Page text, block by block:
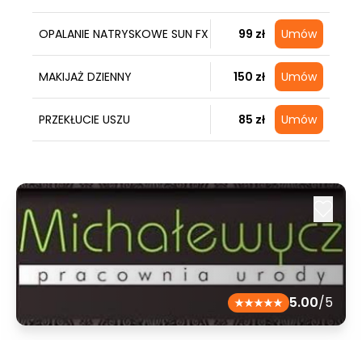
OPALANIE NATRYSKOWE SUN FX 99 zł Umów
MAKIJAŻ DZIENNY 150 zł Umów
PRZEKŁUCIE USZU 85 zł Umów
5.00/5